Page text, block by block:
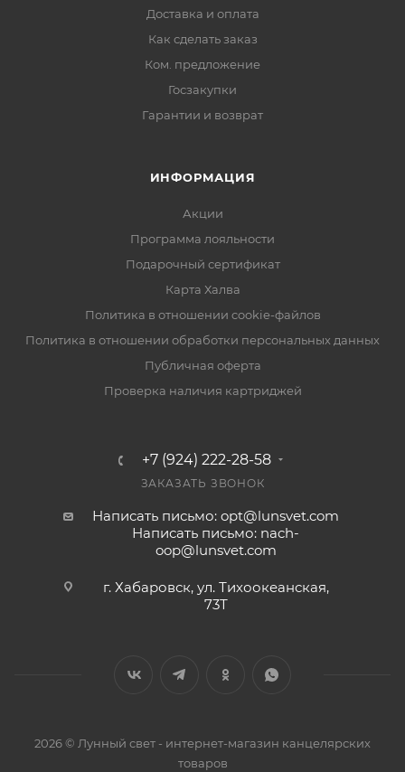
Доставка и оплата
Как сделать заказ
Ком. предложение
Госзакупки
Гарантии и возврат
ИНФОРМАЦИЯ
Акции
Программа лояльности
Подарочный сертификат
Карта Халва
Политика в отношении cookie-файлов
Политика в отношении обработки персональных данных
Публичная оферта
Проверка наличия картриджей
+7 (924) 222-28-58
ЗАКАЗАТЬ ЗВОНОК
Написать письмо: opt@lunsvet.com
Написать письмо: nach-
oop@lunsvet.com
г. Хабаровск, ул. Тихоокеанская,
73Т
2026 © Лунный свет - интернет-магазин канцелярских
товаров